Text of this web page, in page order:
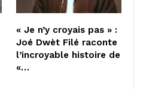
« Je n’y croyais pas » :
Joé Dwèt Filé raconte
l’incroyable histoire de
«…